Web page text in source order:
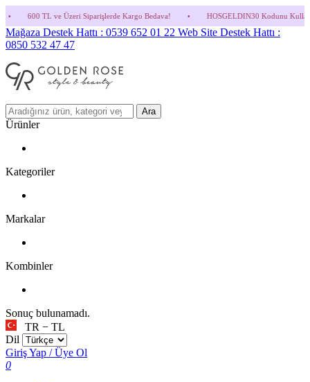
Siparişlerde Kargo Bedava! • HOSGELDIN30 Kodunu Kullanmayı Unutma!
Mağaza Destek Hattı : 0539 652 01 22 Web Site Destek Hattı :
0850 532 47 47
Ara
Ürünler
Kategoriler
Markalar
Kombinler
Sonuç bulunamadı.
TR − TL
Dil
Giriş Yap / Üye Ol
0